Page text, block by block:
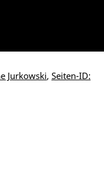
Jurkowski, Seiten-ID: